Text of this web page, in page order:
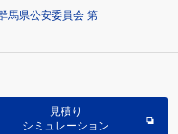
馬県公安委員会 第
見積り
シミュレーション